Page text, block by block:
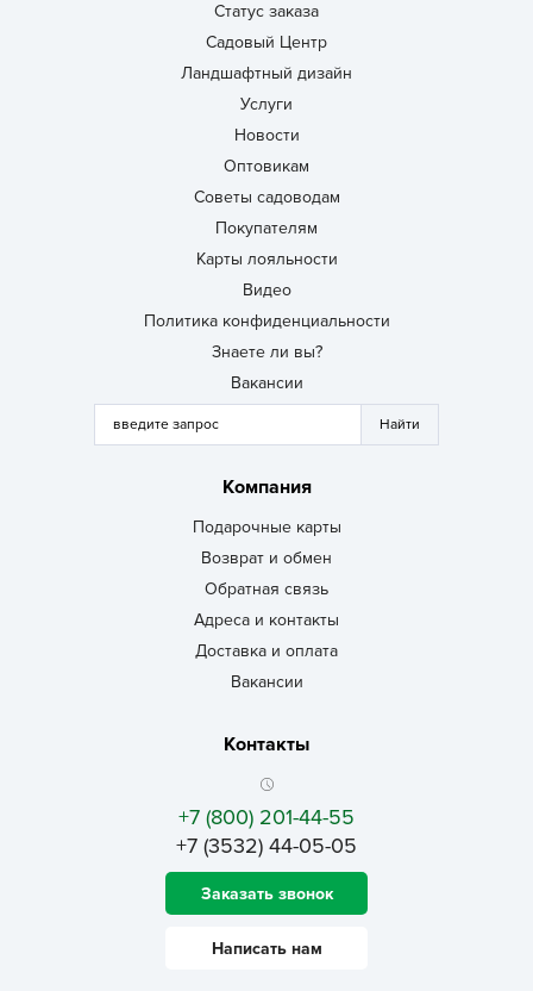
Статус заказа
Садовый Центр
Ландшафтный дизайн
Услуги
Новости
Оптовикам
Советы садоводам
Покупателям
Карты лояльности
Видео
Политика конфиденциальности
Знаете ли вы?
Вакансии
Компания
Подарочные карты
Возврат и обмен
Обратная связь
Адреса и контакты
Доставка и оплата
Вакансии
Контакты
+7 (800) 201-44-55
+7 (3532) 44-05-05
Заказать звонок
Написать нам